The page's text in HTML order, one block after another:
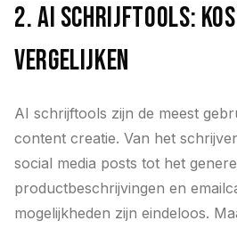
2. AI schrijftools:
vergelijken
AI schrijftools zijn de meest
content creatie. Van het
social media posts tot het
productbeschrijvingen en
mogelijkheden zijn eindeloos.